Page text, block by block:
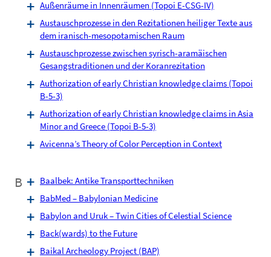
Außenräume in Innenräumen (Topoi E-CSG-IV)
Austauschprozesse in den Rezitationen heiliger Texte aus
dem iranisch-mesopotamischen Raum
Austauschprozesse zwischen syrisch-aramäischen
Gesangstraditionen und der Koranrezitation
Authorization of early Christian knowledge claims (Topoi
B-5-3)
Authorization of early Christian knowledge claims in Asia
Minor and Greece (Topoi B-5-3)
Avicenna’s Theory of Color Perception in Context
B
Baalbek: Antike Transporttechniken
BabMed – Babylonian Medicine
Babylon and Uruk – Twin Cities of Celestial Science
Back(wards) to the Future
Baikal Archeology Project (BAP)